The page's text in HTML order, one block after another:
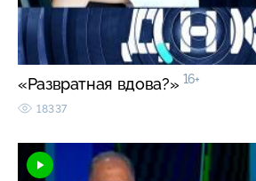
«Развратная вдова?» 16+
18337